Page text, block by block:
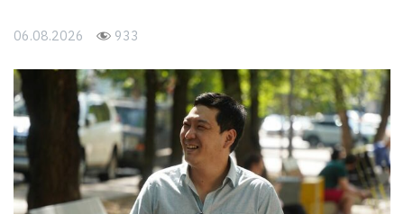
06.08.2026 933